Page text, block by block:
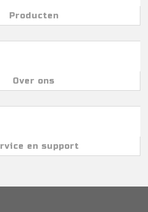
Producten
Over ons
en support